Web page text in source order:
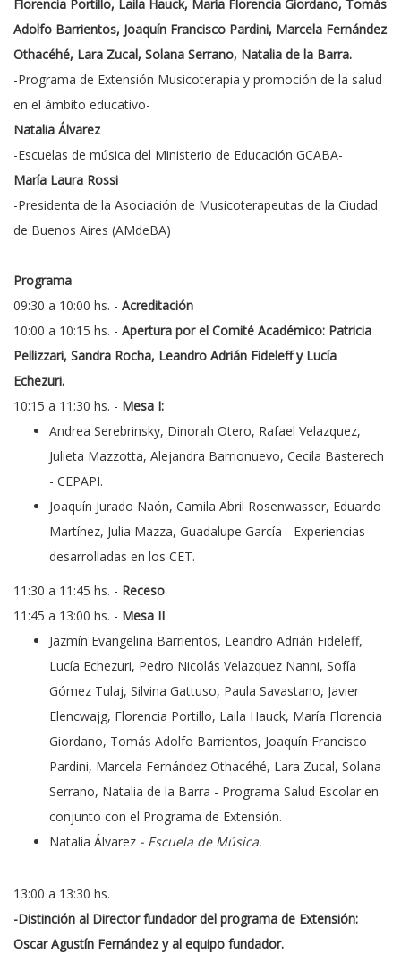
Florencia Portillo, Laila Hauck, María Florencia Giordano, Tomás
Adolfo Barrientos, Joaquín Francisco Pardini, Marcela Fernández
Othacéhé, Lara Zucal, Solana Serrano, Natalia de la Barra.
-Programa de Extensión Musicoterapia y promoción de la salud
en el ámbito educativo-
Natalia Álvarez
-Escuelas de música del Ministerio de Educación GCABA-
María Laura Rossi
-Presidenta de la Asociación de Musicoterapeutas de la Ciudad
de Buenos Aires (AMdeBA)
Programa
09:30 a 10:00 hs. - Acreditación
10:00 a 10:15 hs. - Apertura por el Comité Académico: Patricia
Pellizzari, Sandra Rocha, Leandro Adrián Fideleff y Lucía
Echezuri.
10:15 a 11:30 hs. - Mesa I:
Andrea Serebrinsky, Dinorah Otero, Rafael Velazquez,
Julieta Mazzotta, Alejandra Barrionuevo, Cecila Basterech
- CEPAPI.
Joaquín Jurado Naón, Camila Abril Rosenwasser, Eduardo
Martínez, Julia Mazza, Guadalupe García - Experiencias
desarrolladas en los CET.
11:30 a 11:45 hs. - Receso
11:45 a 13:00 hs. - Mesa II
Jazmín Evangelina Barrientos, Leandro Adrián Fideleff,
Lucía Echezuri, Pedro Nicolás Velazquez Nanni, Sofía
Gómez Tulaj, Silvina Gattuso, Paula Savastano, Javier
Elencwajg, Florencia Portillo, Laila Hauck, María Florencia
Giordano, Tomás Adolfo Barrientos, Joaquín Francisco
Pardini, Marcela Fernández Othacéhé, Lara Zucal, Solana
Serrano, Natalia de la Barra - Programa Salud Escolar en
conjunto con el Programa de Extensión.
Natalia Álvarez - Escuela de Música.
13:00 a 13:30 hs.
-Distinción al Director fundador del programa de Extensión:
Oscar Agustín Fernández y al equipo fundador.